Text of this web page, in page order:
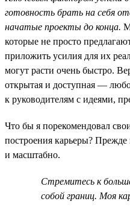
готовность брать на себя
начатые проекты до конца.
которые не просто
приложить усилия для их
могут расти очень быстро.
открытая и доступная —
к руководителям с идеями,
Что бы я порекомендовал
построения карьеры? Прежде
и масштабно.
Стремитесь к
собой границ. Моя